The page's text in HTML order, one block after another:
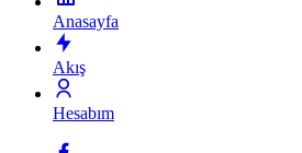
Anasayfa
Akış
Hesabım